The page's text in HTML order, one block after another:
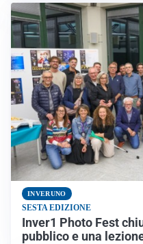
INVERUNO
SESTA EDIZIONE
Inver1 Photo Fest
pubblico e una